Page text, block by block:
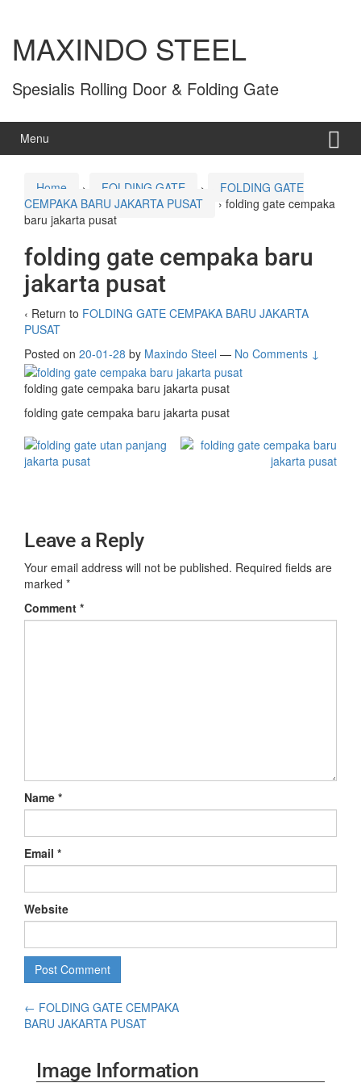
MAXINDO STEEL
Spesialis Rolling Door & Folding Gate
Menu
Home › FOLDING GATE ›
FOLDING GATE
CEMPAKA BARU JAKARTA PUSAT
› folding gate cempaka
baru jakarta pusat
folding gate cempaka baru
jakarta pusat
‹ Return to FOLDING GATE CEMPAKA BARU JAKARTA
PUSAT
Posted on 20-01-28 by Maxindo Steel — No Comments ↓
folding gate cempaka baru jakarta pusat
folding gate cempaka baru jakarta pusat
Leave a Reply
Your email address will not be published. Required fields are
marked *
Comment *
Name *
Email *
Website
← FOLDING GATE CEMPAKA
BARU JAKARTA PUSAT
Image Information